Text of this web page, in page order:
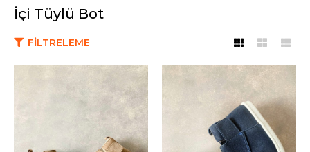
İçi Tüylü Bot
FILTRELEME
Bej İçi Tüylü Bebek Botu
999,99TL